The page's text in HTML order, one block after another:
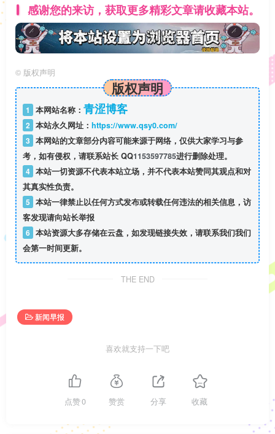
感谢您的来访，获取更多精彩文章请收藏本站。
© 版权声明
版权声明
1 本网站名称： 青涩博客
2 本站永久网址： https://www.qsy0.com/
3 本网站的文章部分内容可能来源于网络，仅供大家学习与参
考，如有侵权，请联系站长 QQ1153597785进行删除处理。
4 本站一切资源不代表本站立场，并不代表本站赞同其观点和对
其真实性负责。
5 本站一律禁止以任何方式发布或转载任何违法的相关信息，访
客发现请向站长举报
6 本站资源大多存储在云盘，如发现链接失效，请联系我们我们
会第一时间更新。
THE END
新闻早报
喜欢就支持一下吧
点赞0 赞赏 分享 收藏